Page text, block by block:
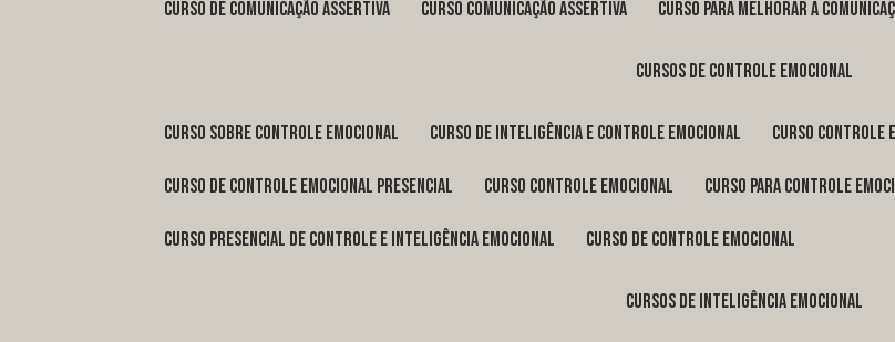
curso de comunicação assertiva curso comunicação assertiva curso para melhorar a
cursos de controle emocional
curso sobre controle emocional curso de inteligência e controle emocional curso controle
curso de controle emocional presencial curso controle emocional curso para controle
curso presencial de controle e inteligência emocional curso de controle emocional
cursos de inteligência emocional